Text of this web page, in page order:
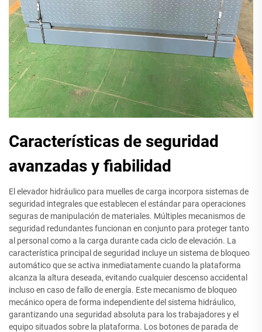
Características de seguridad
avanzadas y fiabilidad
El elevador hidráulico para muelles de carga incorpora sistemas de
seguridad integrales que establecen el estándar para operaciones
seguras de manipulación de materiales. Múltiples mecanismos de
seguridad redundantes funcionan en conjunto para proteger tanto
al personal como a la carga durante cada ciclo de elevación. La
característica principal de seguridad incluye un sistema de bloqueo
automático que se activa inmediatamente cuando la plataforma
alcanza la altura deseada, evitando cualquier descenso accidental
incluso en caso de fallo de energía. Este mecanismo de bloqueo
mecánico opera de forma independiente del sistema hidráulico,
garantizando una seguridad absoluta para los trabajadores y el
equipo situados sobre la plataforma. Los botones de parada de